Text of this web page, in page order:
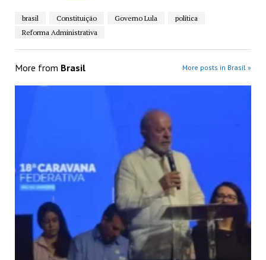
brasil Constituição Governo Lula
política
Reforma Administrativa
More from Brasil More posts in Brasil »